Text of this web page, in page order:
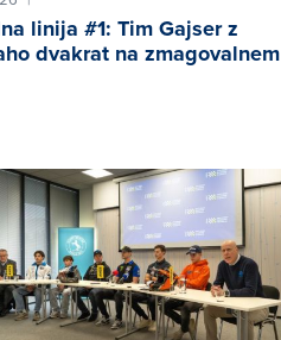
linija #1: Tim Gajser z
dvakrat na zmagovalnem